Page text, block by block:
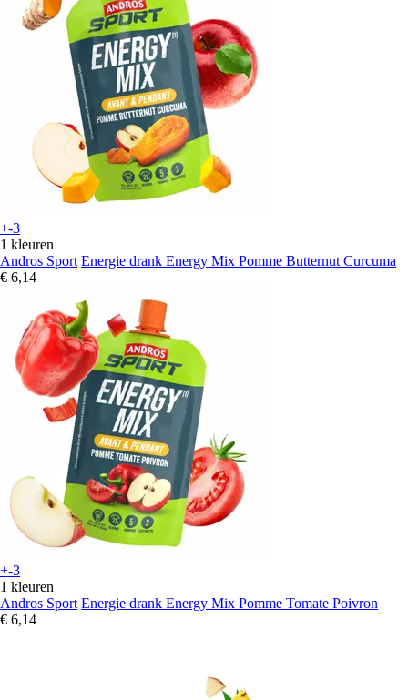
+-3
1 kleuren
Andros Sport Energie drank Energy Mix Pomme Butternut Curcuma
€ 6,14
+-3
1 kleuren
Andros Sport Energie drank Energy Mix Pomme Tomate Poivron
€ 6,14